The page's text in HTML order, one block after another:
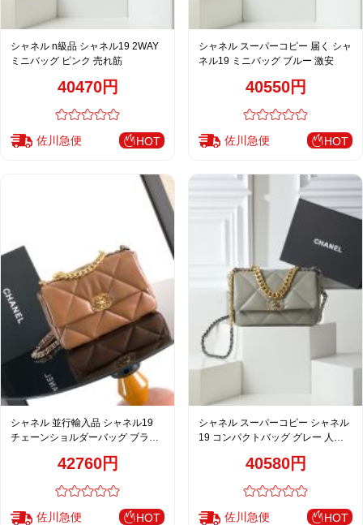
シャネル n級品 シャネル19 2WAY
ミニバッグ ピンク 売れ筋
40470円
佐川急便 HOT
シャネル スーパーコピー 届く シャ
ネル19 ミニバッグ ブルー 激安
40550円
佐川急便 HOT
シャネル 並行輸入品 シャネル19
チェーンショルダーバッグ ブラウ
42760円
佐川急便 HOT
シャネル スーパーコピー シャネル
19 コンパクトバッグ グレー 人気
40580円
佐川急便 HOT